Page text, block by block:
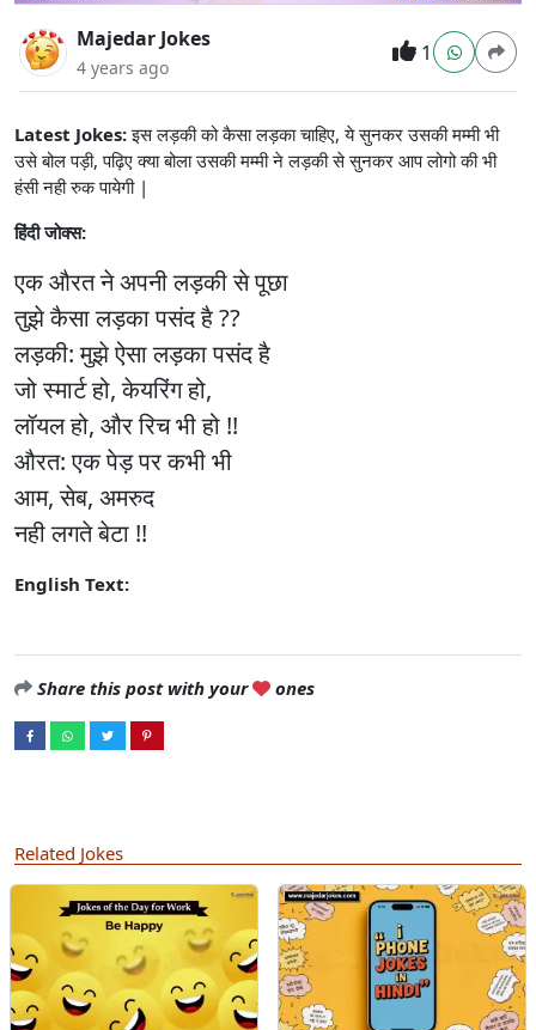
Majedar Jokes
4 years ago
1
Latest Jokes:इस लड़की को कैसा लड़का चाहिए, ये सुनकर उसकी मम्मी भी
उसे बोल पड़ी, पढ़िए क्या बोला उसकी मम्मी ने लड़की से सुनकर आप लोगो की भी
हंसी नही रुक पायेगी |
हिंदी जोक्स:
एक औरत ने अपनी लड़की से पूछा
तुझे कैसा लड़का पसंद है ??
लड़की: मुझे ऐसा लड़का पसंद है
जो स्मार्ट हो, केयरिंग हो,
लॉयल हो, और रिच भी हो !!
औरत: एक पेड़ पर कभी भी
आम, सेब, अमरुद
नही लगते बेटा !!
English Text:
Share this post with your ones
Related Jokes